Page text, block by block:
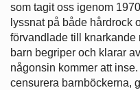
som tagit oss igenom
lyssnat på både hårdrock
förvandlade till knarkande
barn begriper och klarar
någonsin kommer att
censurera barnböckerna,